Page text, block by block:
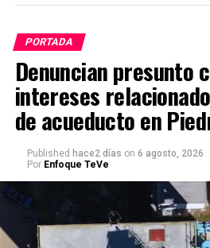
PORTADA
Denuncian presunto
intereses
de acueducto en
Published hace2 días on 6 agosto, 2026
Por Enfoque TeVe